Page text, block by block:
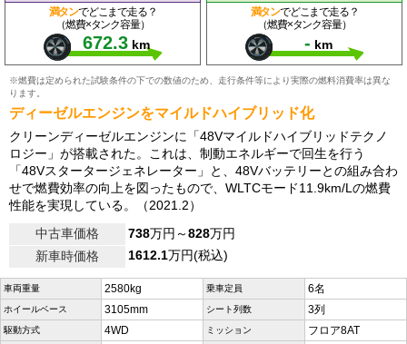
満タンでどこまで走る？
（燃費×タンク容量）
672.3 km
満タンでどこまで走る？
（燃費×タンク容量）
- km
※燃費は定められた試験条件の下での数値のため、走行条件等により実際の燃料消費率は異な
ります。
ディーゼルエンジンをマイルドハイブリッド化
クリーンディーゼルエンジンに「48Vマイルドハイブリッドテクノ
ロジー」が搭載された。これは、制動エネルギーで回生を行う
「48Vスタータージェネレーター」と、48Vバッテリーとの組み合わ
せで燃費効率の向上を図ったもので、WLTCモード11.9km/Lの燃費
性能を実現している。（2021.2）
中古車価格
738万円～828万円
新車時価格
1612.1万円(税込)
車両重量 2580kg 乗車定員 6名
ホイールベース 3105mm シート列数 3列
駆動方式 4WD ミッション フロア8AT